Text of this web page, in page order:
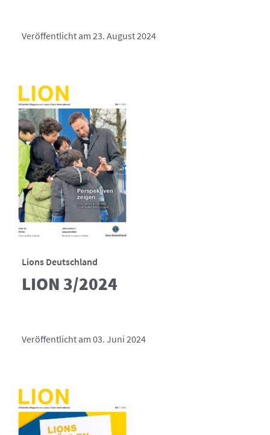
Veröffentlicht am 23. August 2024
Lions Deutschland
LION 3/2024
Veröffentlicht am 03. Juni 2024